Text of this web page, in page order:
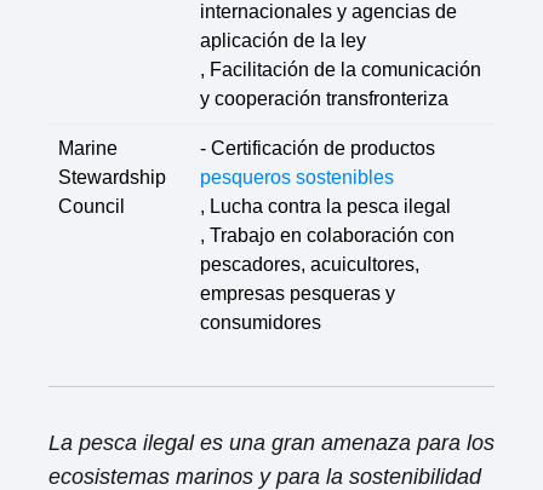
internacionales y agencias de
aplicación de la ley
, Facilitación de la comunicación
y cooperación transfronteriza
Marine
Stewardship
Council
- Certificación de productos
pesqueros sostenibles
, Lucha contra la pesca ilegal
, Trabajo en colaboración con
pescadores, acuicultores,
empresas pesqueras y
consumidores
La pesca ilegal es una gran amenaza para los
ecosistemas marinos y para la sostenibilidad